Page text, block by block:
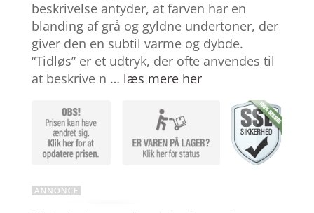
mmelser
beskrivelse antyder, at farven har en
blanding af grå og gyldne undertoner, der
giver den en subtil varme og dybde.
“Tidløs” er et udtryk, der ofte anvendes til
at beskrive n … læs mere her